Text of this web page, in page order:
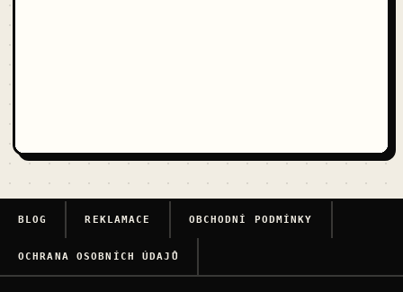
BLOG REKLAMACE OBCHODNÍ PODMÍNKY
OCHRANA OSOBNÍCH ÚDAJŮ